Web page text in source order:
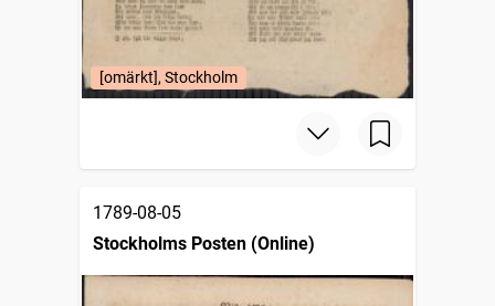
[omärkt], Stockholm
1789-08-05
Stockholms Posten (Online)